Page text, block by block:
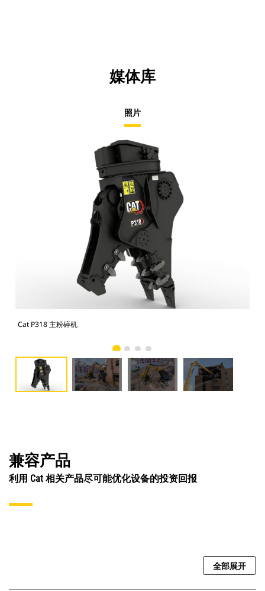
媒体库
照片
Cat P318 主粉碎机
兼容产品
利用 Cat 相关产品尽可能优化设备的投资回报
全部展开